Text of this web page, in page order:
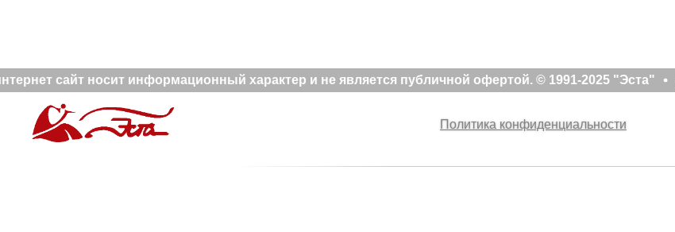
сайт носит информационный характер и не является публичной офертой. © 1991-2025 "Эста"
Политика конфиденциальности